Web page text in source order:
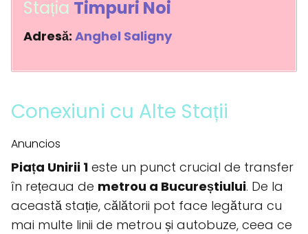
Stația Timpuri Noi
Adresă: Anghel Saligny
Conexiuni cu Alte Stații
Anuncios
Piața Unirii 1 este un punct crucial de transfer
în rețeaua de metrou a Bucureștiului. De la
această stație, călătorii pot face legătura cu
mai multe linii de metrou și autobuze, ceea ce